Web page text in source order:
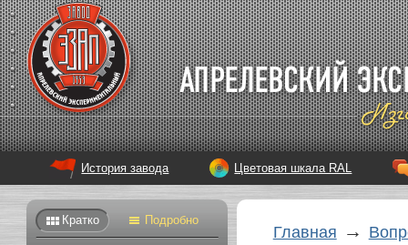
История завода Цветовая шкала RAL
Кратко Подробно
Главная →